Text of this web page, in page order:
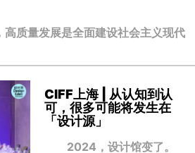
高质量发展是全面建设社会主义现代
CIFF上海 | 从认知到认
可，很多可能将发生在
「设计源」
2024，设计馆变了。